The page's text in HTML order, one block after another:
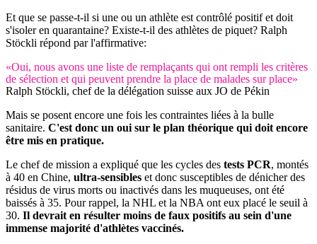
Et que se passe-t-il si une ou un athlète est contrôlé positif et doit
s'isoler en quarantaine? Existe-t-il des athlètes de piquet? Ralph
Stöckli répond par l'affirmative:
«Oui, nous avons une liste de remplaçants qui ont rempli les critères
de sélection et qui peuvent prendre la place de malades sur place»
Ralph Stöckli, chef de la délégation suisse aux JO de Pékin
Mais se posent encore une fois les contraintes liées à la bulle
sanitaire. C'est donc un oui sur le plan théorique qui doit encore
être mis en pratique.
Le chef de mission a expliqué que les cycles des tests PCR, montés
à 40 en Chine, ultra-sensibles et donc susceptibles de dénicher des
résidus de virus morts ou inactivés dans les muqueuses, ont été
baissés à 35. Pour rappel, la NHL et la NBA ont eux placé le seuil à
30. Il devrait en résulter moins de faux positifs au sein d'une
immense majorité d'athlètes vaccinés.